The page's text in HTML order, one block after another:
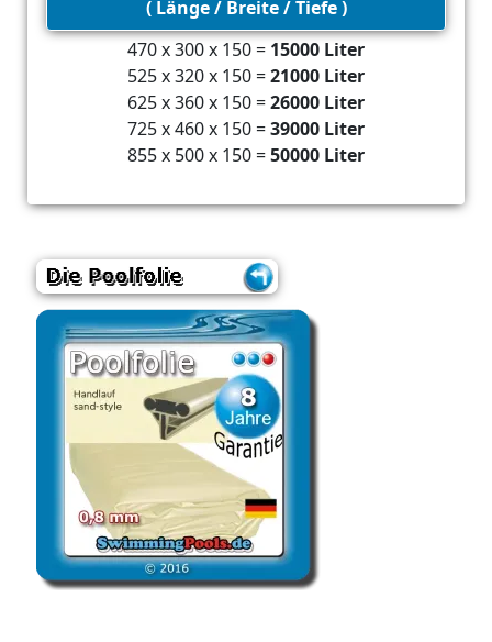
( Länge / Breite / Tiefe )
470 x 300 x 150 = 15000 Liter
525 x 320 x 150 =21000 Liter
625 x 360 x 150 =26000 Liter
725 x 460 x 150 =39000 Liter
855 x 500 x 150 =50000 Liter